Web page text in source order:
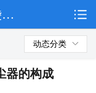
公司简介
锅炉布袋除尘器的构成
动态分类
器的构成